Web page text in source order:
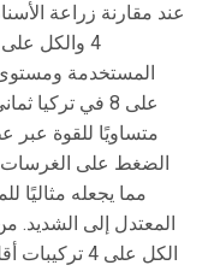
المستخدمة
على 8 في
متساويًا للقوة عبر
الضغط على الغرسات
مما يجعله مثاليًا
المعتدل إلى الشديد.
الكل على 4